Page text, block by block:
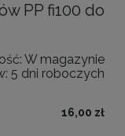
PP fi100 do
W magazynie
5 dni roboczych
16,00 zł